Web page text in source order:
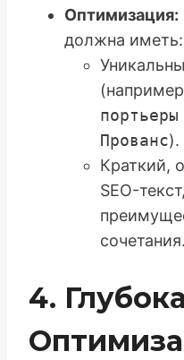
Оптимизация:
должна иметь:
Прованс).
Краткий,
SEO-
сочетания.
4.